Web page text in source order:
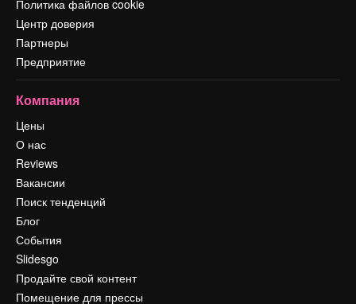
Политика файлов cookie
Центр доверия
Партнеры
Предприятие
Компания
Цены
О нас
Reviews
Вакансии
Поиск тенденций
Блог
События
Slidesgo
Продайте свой контент
Помещение для прессы